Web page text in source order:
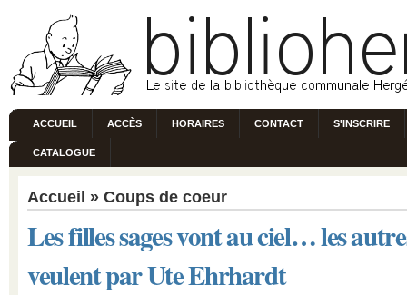
ACCUEIL ACCÈS HORAIRES CONTACT S'INSCRIRE
CATALOGUE
Accueil » Coups de coeur
Les filles sages vont au ciel… les
veulent par Ute Ehrhardt